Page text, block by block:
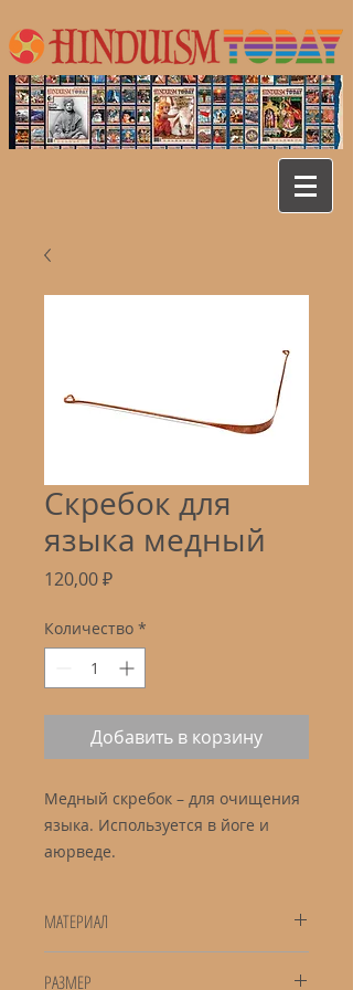
Скребок для
языка медный
120,00 ₽Цена
Количество *
Добавить в корзину
Медный скребок – для очищения
языка. Используется в йоге и
аюрведе.
МАТЕРИАЛ
РАЗМЕР